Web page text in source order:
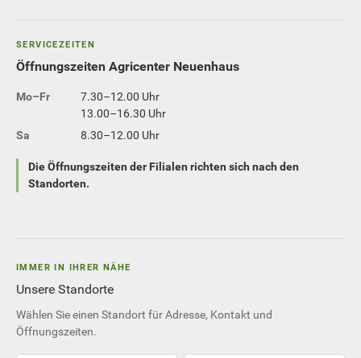
SERVICEZEITEN
Öffnungszeiten Agricenter Neuenhaus
Mo–Fr
7.30–12.00 Uhr
13.00–16.30 Uhr
Sa
8.30–12.00 Uhr
Die Öffnungszeiten der Filialen richten sich nach den
Standorten.
IMMER IN IHRER NÄHE
Unsere Standorte
Wählen Sie einen Standort für Adresse, Kontakt und
Öffnungszeiten.